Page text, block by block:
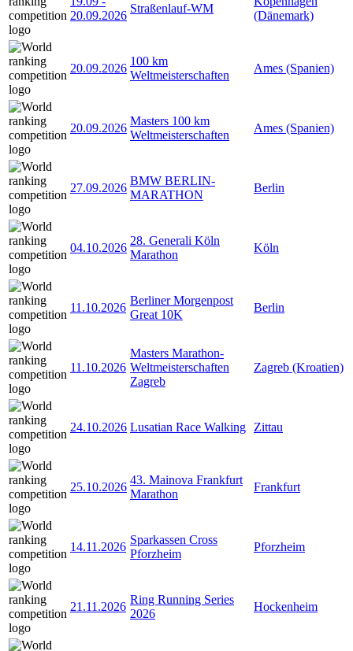
20.09.2026
Straßenlauf-WM
(Dänemark)
20.09.2026
100 km
Weltmeisterschaften
Ames (Spanien)
20.09.2026
Masters 100 km
Weltmeisterschaften
Ames (Spanien)
27.09.2026
BMW BERLIN-
MARATHON
Berlin
04.10.2026
28. Generali Köln
Marathon
Köln
11.10.2026
Berliner Morgenpost
Great 10K
Berlin
11.10.2026
Masters Marathon-
Weltmeisterschaften
Zagreb
Zagreb (Kroatien)
24.10.2026 Lusatian Race Walking Zittau
25.10.2026
43. Mainova Frankfurt
Marathon
Frankfurt
14.11.2026
Sparkassen Cross
Pforzheim
Pforzheim
21.11.2026
Ring Running Series
2026
Hockenheim